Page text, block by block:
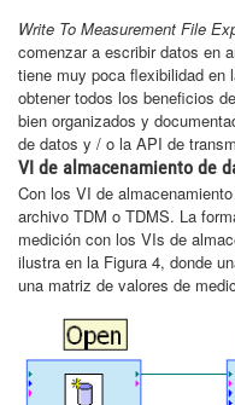
Write To Measurement File
comenzar a escribir datos en
tiene muy poca flexibilidad en
obtener todos los beneficios
bien organizados y
de datos y / o la API de
VI de almacenamiento de
Con los VI de
archivo TDM o TDMS. La
medición con los VIs de
ilustra en la Figura 4, donde
una matriz de valores de